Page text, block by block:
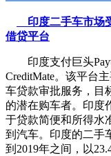
印度二手车市场
借贷平台
印度支付巨头
CreditMate。该平台
车贷款审批服务，目
的潜在购车者。印度
于贷款简便和所得水
到汽车。印度的二手
到2019年之间，以